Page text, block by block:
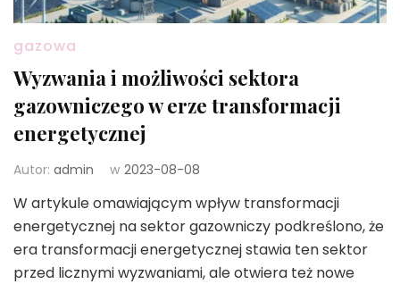
gazowa
Wyzwania i możliwości sektora
gazowniczego w erze transformacji
energetycznej
Autor: admin w 2023-08-08
W artykule omawiającym wpływ transformacji
energetycznej na sektor gazowniczy podkreślono, że
era transformacji energetycznej stawia ten sektor
przed licznymi wyzwaniami, ale otwiera też nowe